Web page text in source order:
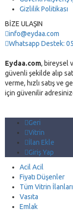
Gizlilik Politikası
BİZE ULAŞIN
info@eydaa.com
Whatsapp Destek:
Eydaa.com, bireysel
güvenli şekilde alıp
verme, hızlı satış ve
için güvenilir
Geri
Vitrin
İlan Ekle
Giriş Yap
Acil Acil
Fiyatı Düşenler
Tüm Vitrin İlanları
Vasıta
Emlak